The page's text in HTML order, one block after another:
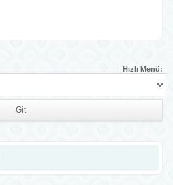
Hızlı Menü: